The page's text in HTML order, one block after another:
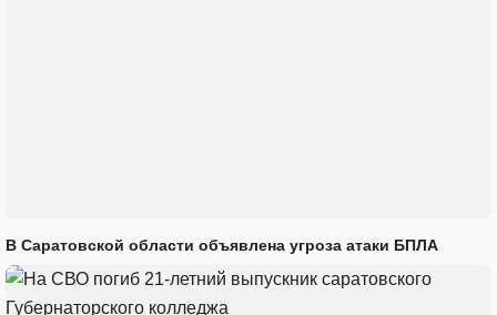
В Саратовской области объявлена угроза атаки БПЛА